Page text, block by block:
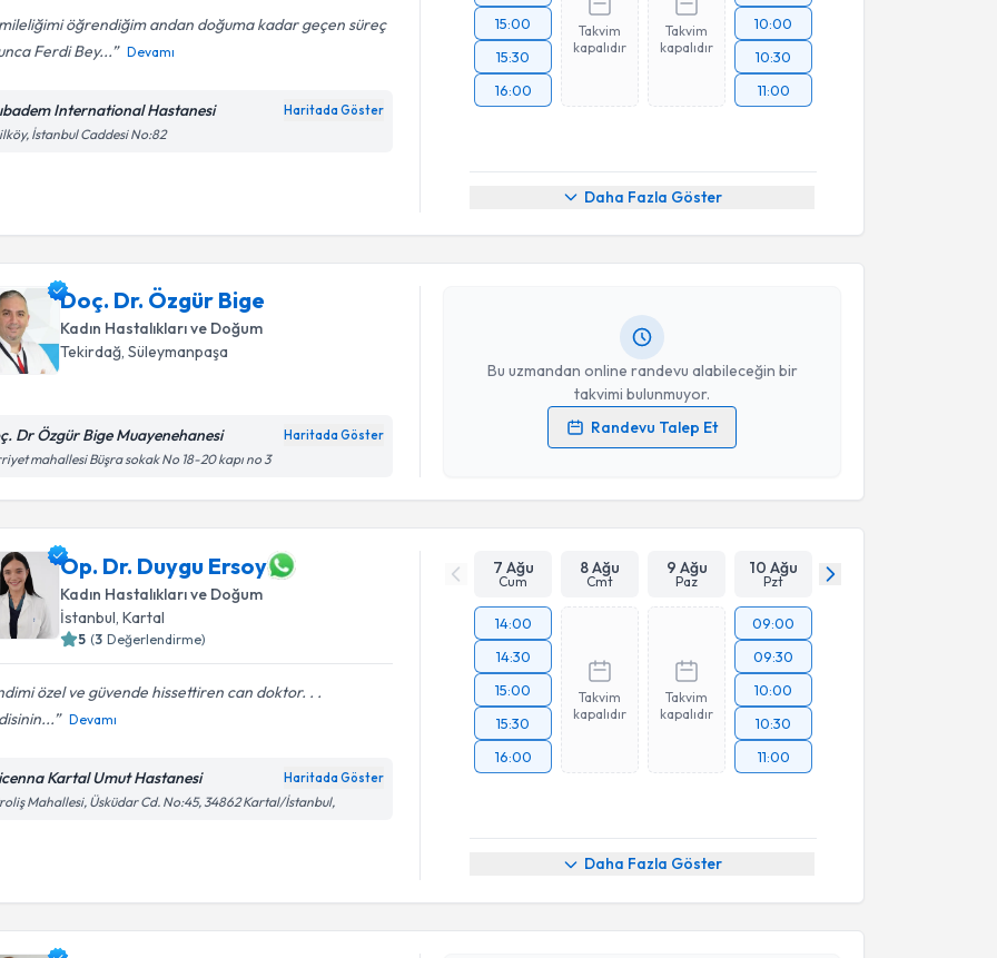
öğrendiğim andan doğuma kadar geçen süreç
Ferdi Bey...
Devamı
International Hastanesi Haritada Göster
İstanbul Caddesi No:82
15:00
15:30
16:00
Takvim
kapalıdır
Takvim
kapalıdır
10:00
10:30
11:00
Daha Fazla Göster
Doç. Dr. Özgür Bige
Kadın Hastalıkları ve Doğum
Tekirdağ, Süleymanpaşa
Dr Özgür Bige Muayenehanesi Haritada Göster
mahallesi Büşra sokak No 18-20 kapı no 3
Bu uzmandan online randevu alabileceğin bir
takvimi bulunmuyor.
Randevu Talep Et
Randevu Takvimi Talebi
Kişisel verilerimin işlenmesine ilişkinAydınlatma Metni
işlenmesini kabul ediyorum.
Takvim Talebini Gönder
Op. Dr. Duygu Ersoy
Kadın Hastalıkları ve Doğum
İstanbul, Kartal
5 (3 Değerlendirme)
özel ve güvende hissettiren can doktor. . .
Devamı
Kartal Umut Hastanesi Haritada Göster
Mahallesi, Üsküdar Cd. No:45, 34862 Kartal/İstanbul,
7 Ağu
Cum
8 Ağu
Cmt
9 Ağu
Paz
10 Ağu
Pzt
14:00
14:30
15:00
15:30
16:00
Takvim
kapalıdır
Takvim
kapalıdır
09:00
09:30
10:00
10:30
11:00
Daha Fazla Göster
Randevu Takvimi Talebi
Op. Dr. Sibel Demir Ulupınariçin randevu takvimi talebi
oluşturun. Size bu uzmandan randevu almanız için bir takvim